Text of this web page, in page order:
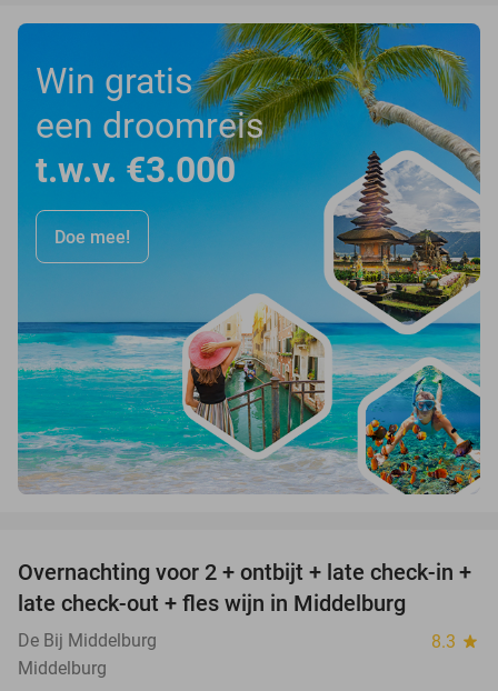
Win gratis
een droomreis
t.w.v. €3.000
Doe mee!
52%
Overnachting voor 2 + ontbijt + late check-in +
late check-out + fles wijn in Middelburg
De Bij Middelburg 8.3 star
Middelburg